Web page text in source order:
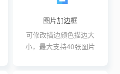
图片加边框
可修改描边颜色描边大
小，最大支持40张图片